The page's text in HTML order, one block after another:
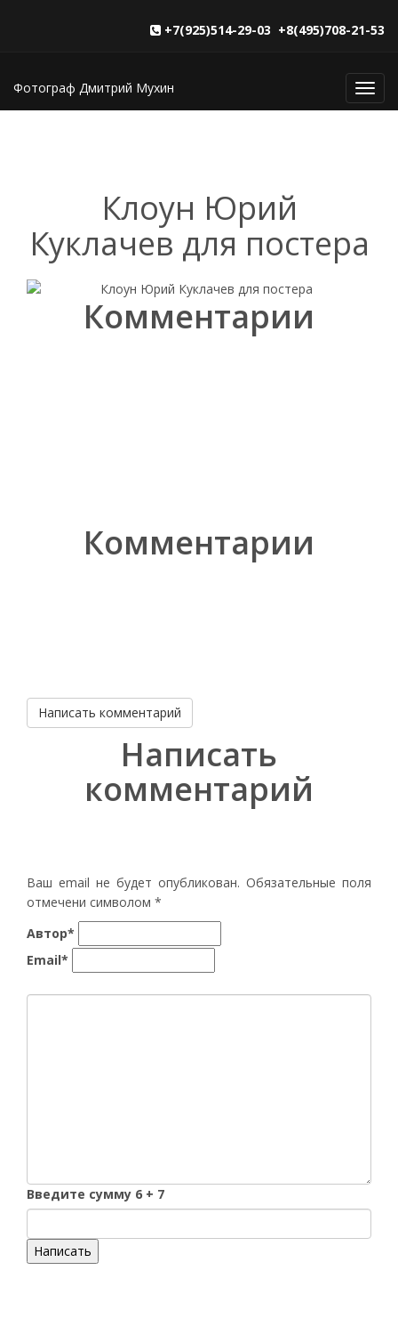
+7(925)514-29-03 +8(495)708-21-53
Фотограф Дмитрий Мухин
Клоун Юрий
Куклачев для постера
Комментарии
Комментарии
Написать комментарий
Написать
комментарий
Ваш email не будет опубликован. Обязательные поля
отмечени символом *
Автор*
Email*
Введите сумму 6 + 7
Написать